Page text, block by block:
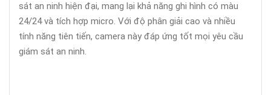
sát an ninh hiện đại, mang lại khả năng ghi hình có màu
24/24 và tích hợp micro. Với độ phân giải cao và nhiều
tính năng tiên tiến, camera này đáp ứng tốt mọi yêu cầu
giám sát an ninh.